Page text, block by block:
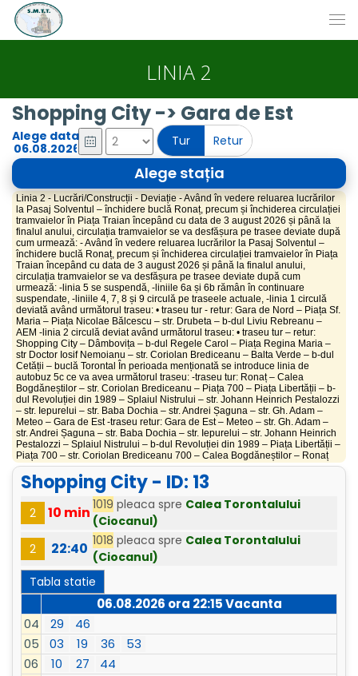
LINIA 2
Shopping City -> Gara de Est
Alege data Tur Retur
Alege stația
Linia 2 - Lucrări/Construcții - Deviație - Având în vedere reluarea lucrărilor
la Pasaj Solventul – închidere buclă Ronaț, precum și închiderea circulației
tramvaielor în Piața Traian începând cu data de 3 august 2026 și până la
finalul anului, circulația tramvaielor se va desfășura pe trasee deviate după
cum urmează: - Având în vedere reluarea lucrărilor la Pasaj Solventul –
închidere buclă Ronaț, precum și închiderea circulației tramvaielor în Piața
Traian începând cu data de 3 august 2026 și până la finalul anului,
circulația tramvaielor se va desfășura pe trasee deviate după cum
urmează: -linia 5 se suspendă, -liniile 6a și 6b rămân în continuare
suspendate, -liniile 4, 7, 8 și 9 circulă pe traseele actuale, -linia 1 circulă
deviată având următorul traseu: • traseu tur - retur: Gara de Nord – Piața Sf.
Maria – Piața Nicolae Bălcescu – str. Drubeta – b-dul Liviu Rebreanu –
AEM -linia 2 circulă deviat având următorul traseu: • traseu tur – retur:
Shopping City – Dâmbovița – b-dul Regele Carol – Piața Regina Maria –
str Doctor Iosif Nemoianu – str. Coriolan Brediceanu – Balta Verde – b-dul
Cetății – buclă Torontal În perioada menționată se introduce linia de
autobuz 5c ce va avea următorul traseu: -traseu tur: Ronaț – Calea
Bogdăneștilor – str. Coriolan Brediceanu – Piața 700 – Piața Libertății – b-
dul Revoluției din 1989 – Splaiul Nistrului – str. Johann Heinrich Pestalozzi
– str. Iepurelui – str. Baba Dochia – str. Andrei Șaguna – str. Gh. Adam –
Meteo – Gara de Est -traseu retur: Gara de Est – Meteo – str. Gh. Adam –
str. Andrei Șaguna – str. Baba Dochia – str. Iepurelui – str. Johann Heinrich
Pestalozzi – Splaiul Nistrului – b-dul Revoluției din 1989 – Piața Libertății –
Piața 700 – str. Coriolan Brediceanu 700 – Calea Bogdăneștilor – Ronaț
Shopping City - ID: 13
2 10 min 1019 pleaca spre Calea Torontalului
(Ciocanul)
2
22:40 1018 pleaca spre Calea Torontalului
(Ciocanul)
Tabla statie
06.08.2026 ora 22:15Vacanta
04
29
46
05
03 19 36
53
06
10 27
44